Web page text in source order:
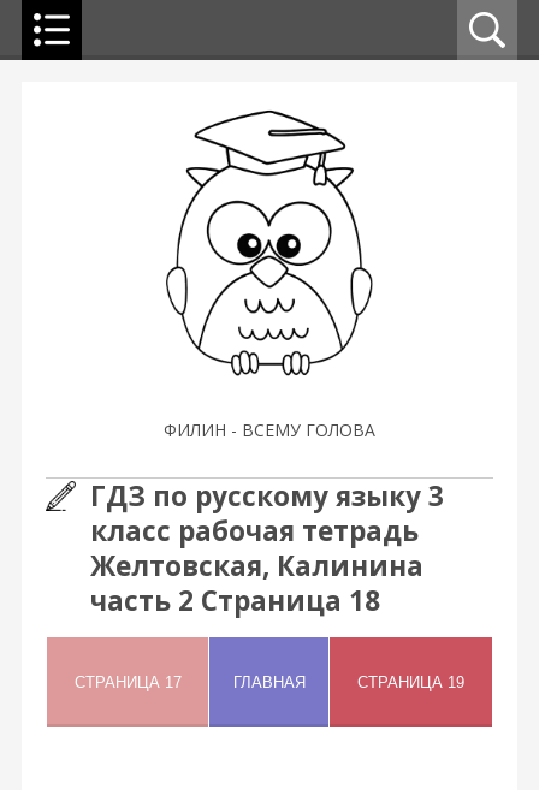
ФИЛИН - ВСЕМУ ГОЛОВА
ГДЗ по русскому языку 3
класс рабочая тетрадь
Желтовская, Калинина
часть 2 Страница 18